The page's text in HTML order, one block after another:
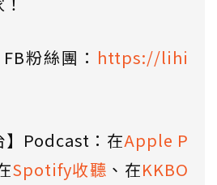
粉絲團： https://lihi
】Podcast：在Apple P
Spotify收聽 、在KKBO